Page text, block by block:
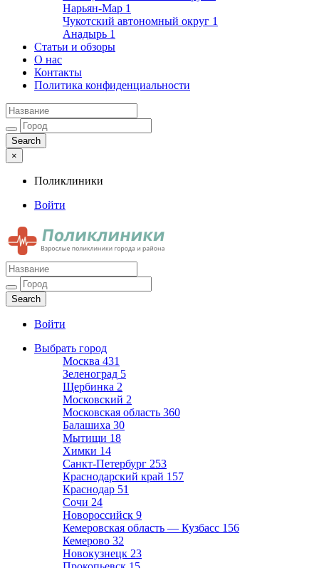
Нарьян-Мар 1
Чукотский автономный округ 1
Анадырь 1
Статьи и обзоры
О нас
Контакты
Политика конфиденциальности
×
Поликлиники
Войти
Поликлиники
Взрослые поликлиники города и района
Войти
Выбрать город
Москва 431
Зеленоград 5
Щербинка 2
Московский 2
Московская область 360
Балашиха 30
Мытищи 18
Химки 14
Санкт-Петербург 253
Краснодарский край 157
Краснодар 51
Сочи 24
Новороссийск 9
Кемеровская область — Кузбасс 156
Кемерово 32
Новокузнецк 23